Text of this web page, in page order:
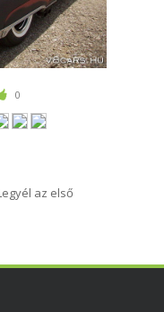
0
az első